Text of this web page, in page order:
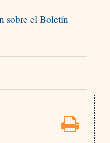
sobre el Boletín